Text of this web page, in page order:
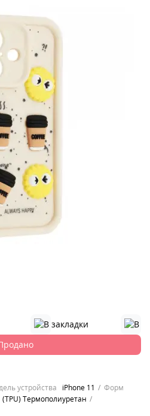
устройства iPhone 11
Форм
(TPU) Термополиуретан